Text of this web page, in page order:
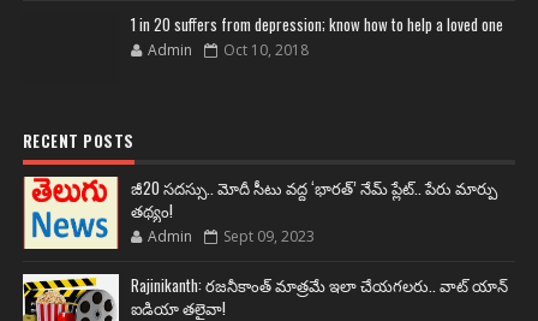
1 in 20 suffers from depression; know how to help a loved one
Admin Oct 10, 2018
RECENT POSTS
జీ20 సదస్సు.. మోదీ సీటు వద్ద ‘భారత్’ నేమ్ ప్లేట్‌.. పేరు మార్పు
తథ్యం!
Admin Sept 09, 2023
Rajinikanth: రజనీకాంత్ మాత్రమే ఇలా చేయగలరు.. వాట్ యాన్
ఐడియా తలైవా!